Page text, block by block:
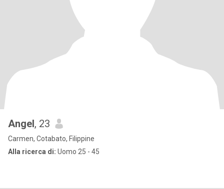
Angel, 23
Carmen, Cotabato, Filippine
Alla ricerca di: Uomo 25 - 45